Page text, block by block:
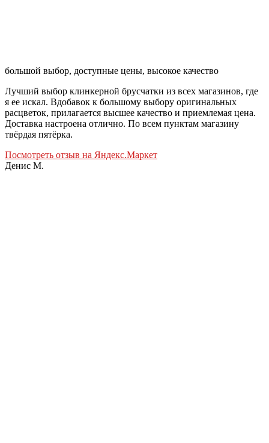
большой выбор, доступные цены, высокое качество
Лучший выбор клинкерной брусчатки из всех магазинов, где
я ее искал. Вдобавок к большому выбору оригинальных
расцветок, прилагается высшее качество и приемлемая цена.
Доставка настроена отлично. По всем пунктам магазину
твёрдая пятёрка.
Посмотреть отзыв на Яндекс.Маркет
Денис М.